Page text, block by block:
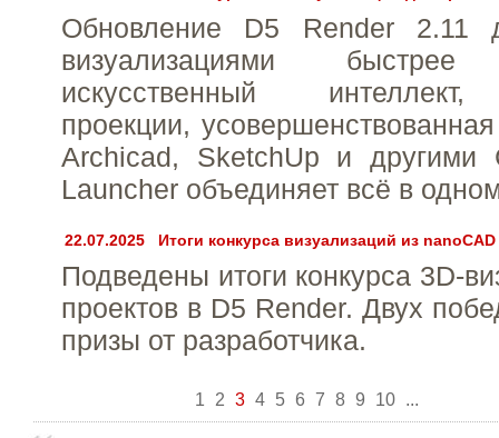
Обновление D5 Render 2.11
визуализациями
искусственный
проекции,
Archicad, SketchUp и
Launcher объединяет всё в
22.07.2025 Итоги конкурса визуализаций из
Подведены итоги конкурса 3D-
проектов в D5 Render. Двух
призы от разработчика.
1 2 3 4 5 6 7 8 9 10 ...